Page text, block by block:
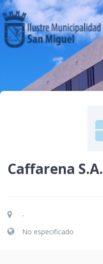
Caffarena S.A.
-
No especificado